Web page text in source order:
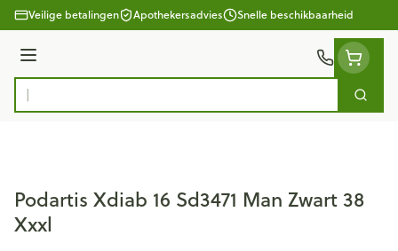
Ga naar de inhoud
Veilige betalingen Apothekersadvies Snelle beschikbaarheid
Menu
Product, merk, categorie...
Zoek
Podartis Xdiab 16 Sd3471 Man Zwart 38
Xxxl